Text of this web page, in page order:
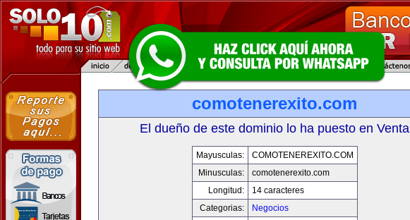
comotenerexito.com
El dueño de este dominio lo ha puesto en Venta
Mayusculas:
COMOTENEREXITO.COM
Minusculas:
comotenerexito.com
Longitud:
14 caracteres
Categorias:
Negocios